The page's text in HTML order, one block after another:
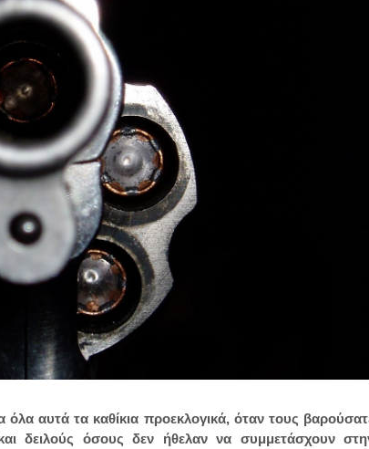
αυτά τα καθίκια προεκλογικά, όταν τους
δειλούς όσους δεν ήθελαν να συμμετάσχουν